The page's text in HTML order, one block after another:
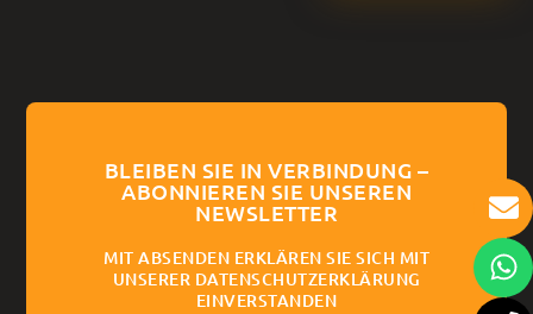
BLEIBEN SIE IN VERBINDUNG –
ABONNIEREN SIE UNSEREN
NEWSLETTER
MIT ABSENDEN ERKLÄREN SIE SICH MIT
UNSERER DATENSCHUTZERKLÄRUNG
EINVERSTANDEN